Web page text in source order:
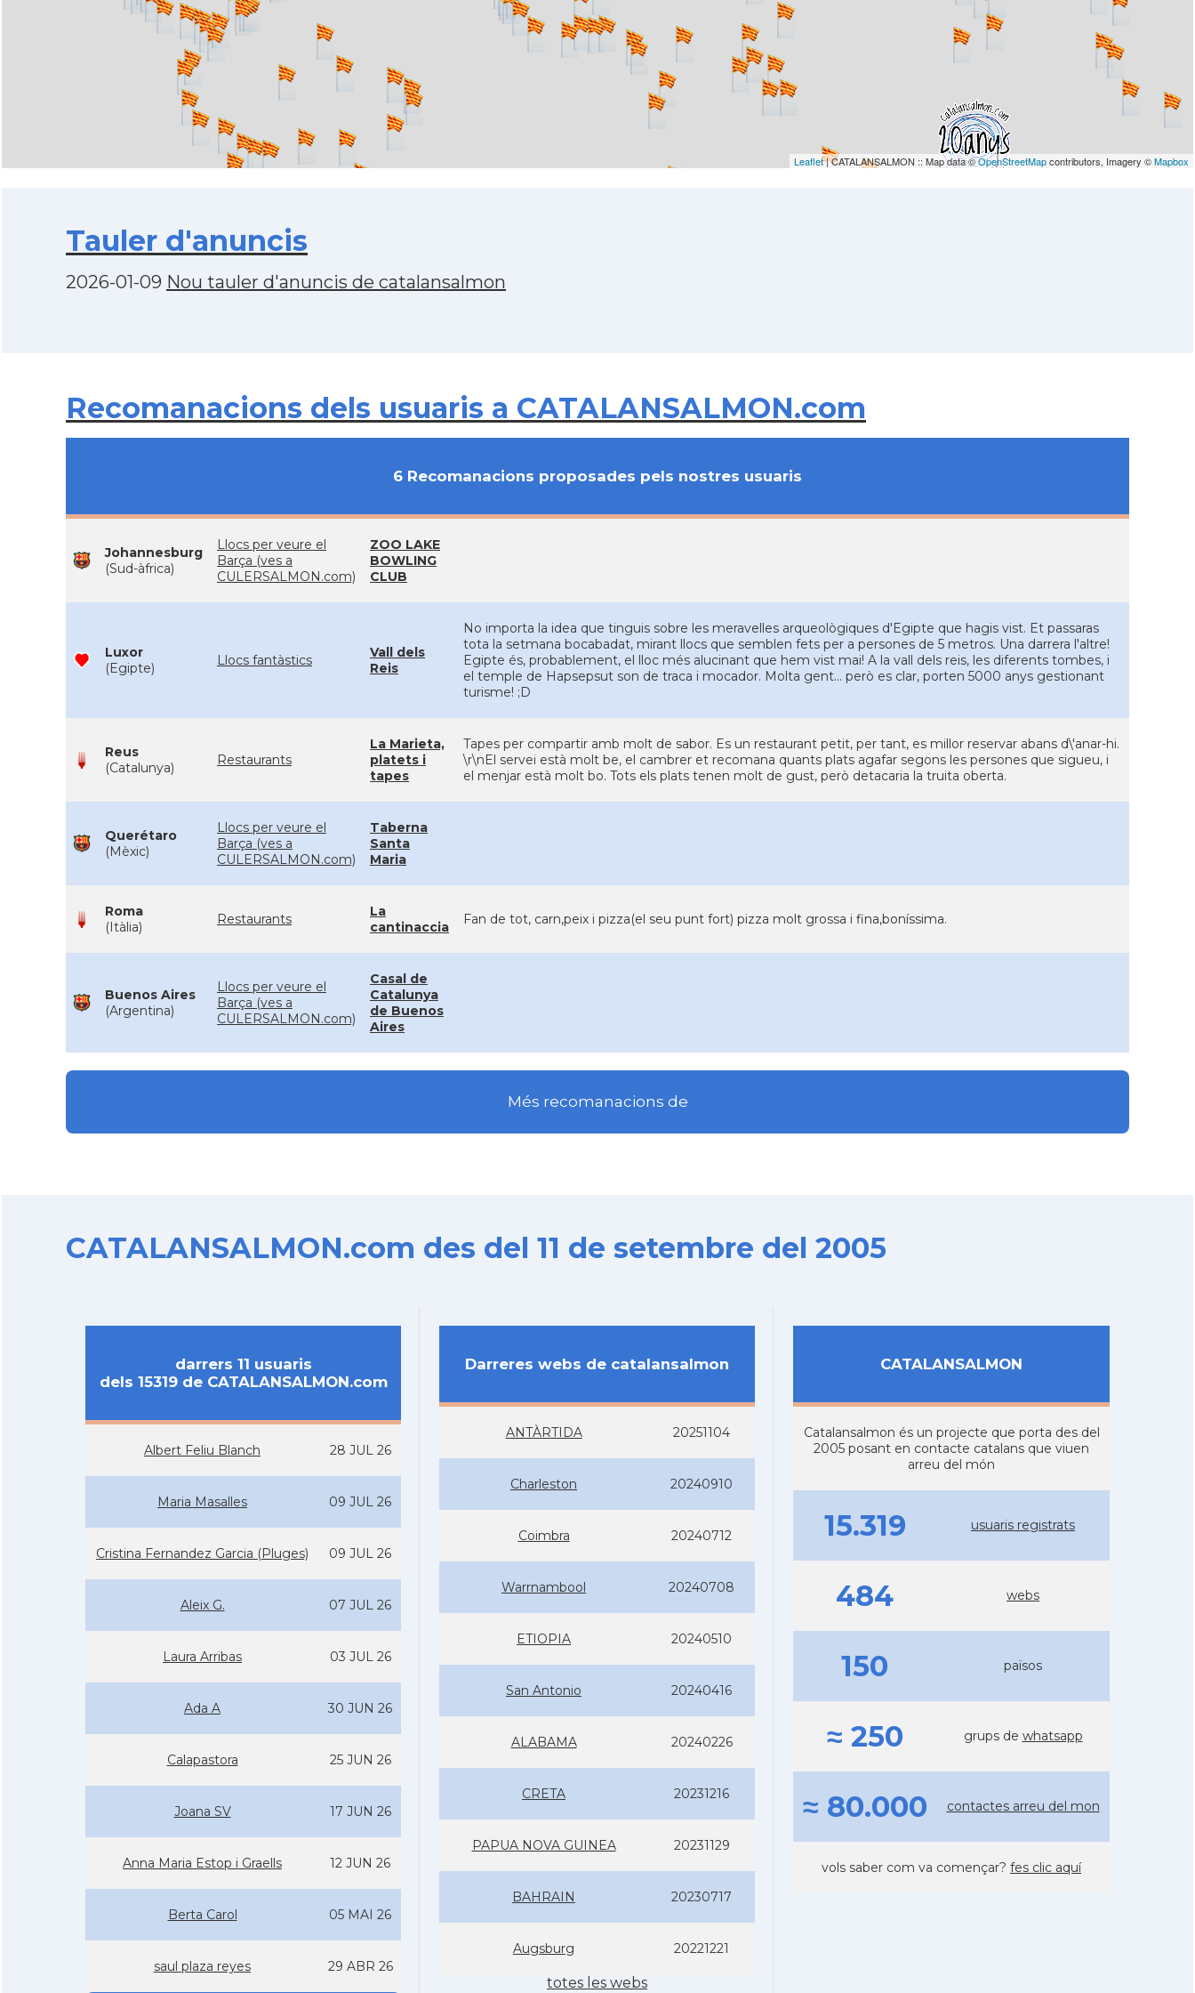
Leaflet| CATALANSALMON :: Map data ©OpenStreetMapcontributors, Imagery ©Mapbox
Tauler d'anuncis
2026-01-09 Nou tauler d'anuncis de catalansalmon
Recomanacions dels usuaris a CATALANSALMON.com
6 Recomanacions proposades pels nostres usuaris
Johannesburg
(Sud-àfrica)
Llocs per veure el
Barça (ves a
CULERSALMON.com)
ZOO LAKE
BOWLING
CLUB
Luxor
(Egipte)
Llocs fantàstics
Vall dels
Reis
No importa la idea que tinguis sobre les meravelles arqueològiques d'Egipte que hagis vist. Et passaras
tota la setmana bocabadat, mirant llocs que semblen fets per a persones de 5 metros. Una darrera l'altre!
Egipte és, probablement, el lloc més alucinant que hem vist mai! A la vall dels reis, les diferents tombes, i
el temple de Hapsepsut son de traca i mocador. Molta gent... però es clar, porten 5000 anys gestionant
turisme! ;D
Reus
(Catalunya)
Restaurants
La Marieta,
platets i
tapes
Tapes per compartir amb molt de sabor. Es un restaurant petit, per tant, es millor reservar abans d\'anar-hi.
\r\nEl servei està molt be, el cambrer et recomana quants plats agafar segons les persones que sigueu, i
el menjar està molt bo. Tots els plats tenen molt de gust, però detacaria la truita oberta.
Querétaro
(Mèxic)
Llocs per veure el
Barça (ves a
CULERSALMON.com)
Taberna
Santa
Maria
Roma
(Itàlia)
Restaurants
La
cantinaccia
Fan de tot, carn,peix i pizza(el seu punt fort) pizza molt grossa i fina,boníssima.
Buenos Aires
(Argentina)
Llocs per veure el
Barça (ves a
CULERSALMON.com)
Casal de
Catalunya
de Buenos
Aires
Més recomanacions de
CATALANSALMON.com des del 11 de setembre del 2005
darrers 11 usuaris
dels 15319 de CATALANSALMON.com
Albert Feliu Blanch 28 JUL 26
Maria Masalles 09 JUL 26
Cristina Fernandez Garcia (Pluges) 09 JUL 26
Aleix G. 07 JUL 26
Laura Arribas 03 JUL 26
Ada A 30 JUN 26
Calapastora 25 JUN 26
Joana SV 17 JUN 26
Anna Maria Estop i Graells 12 JUN 26
Berta Carol 05 MAI 26
saul plaza reyes 29 ABR 26
Darreres webs de catalansalmon
ANTÀRTIDA 20251104
Charleston 20240910
Coimbra 20240712
Warrnambool 20240708
ETIOPIA 20240510
San Antonio 20240416
ALABAMA 20240226
CRETA 20231216
PAPUA NOVA GUINEA 20231129
BAHRAIN 20230717
Augsburg 20221221
totes les webs
CATALANSALMON
Catalansalmon és un projecte que porta des del
2005 posant en contacte catalans que viuen
arreu del món
15.319 usuaris registrats
484 webs
150 països
≈ 250 grups de whatsapp
≈ 80.000 contactes arreu del mon
vols saber com va començar? fes clic aquí